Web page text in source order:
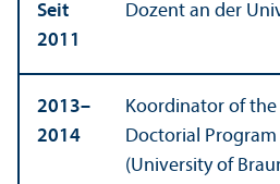
Seit
2011
Dozent an der
2013–
2014
Koordinator of
Doctorial
(University of